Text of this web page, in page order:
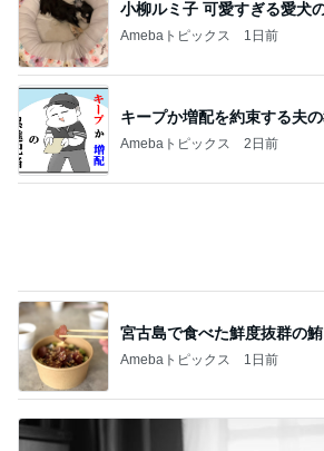
宮古島で食べた鮮度抜群の鮪
Amebaトピックス 1日前